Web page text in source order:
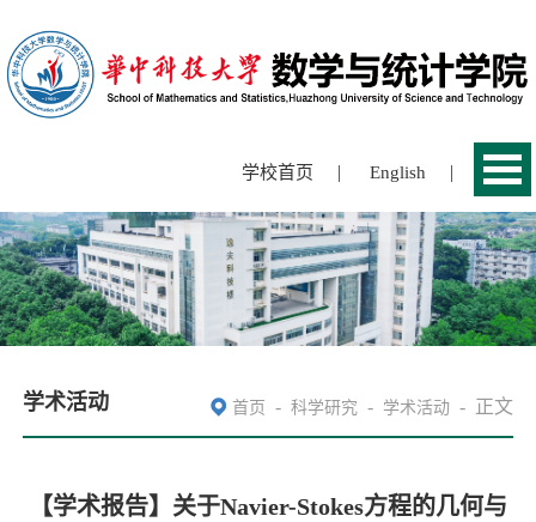
学校首页 | English |
学术活动 首页 - 科学研究 - 学术活动 - 正文
【学术报告】关于Navier-Stokes方程的几何与